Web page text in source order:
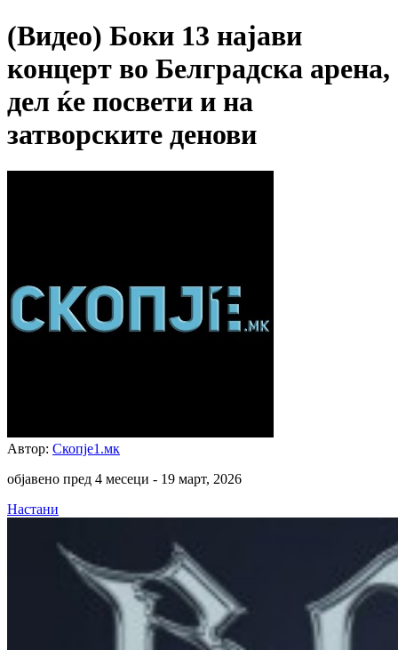
(Видео) Боки 13 најави
концерт во Белградска арена,
дел ќе посвети и на
затворските денови
Автор: Скопје1.мк
објавено пред 4 месеци - 19 март, 2026
Настани